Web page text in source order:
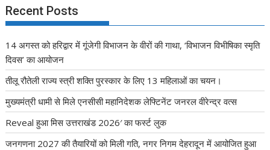
Recent Posts
14 अगस्त को हरिद्वार में गूंजेगी विभाजन के वीरों की गाथा, ‘विभाजन विभीषिका स्मृति
दिवस’ का आयोजन
तीलू रौतेली राज्य स्त्री शक्ति पुरस्कार के लिए 13 महिलाओं का चयन।
मुख्यमंत्री धामी से मिले एनसीसी महानिदेशक लेफ्टिनेंट जनरल वीरेन्द्र वत्स
Reveal हुआ मिस उत्तराखंड 2026′ का फर्स्ट लुक
जनगणना 2027 की तैयारियों को मिली गति, नगर निगम देहरादून में आयोजित हुआ